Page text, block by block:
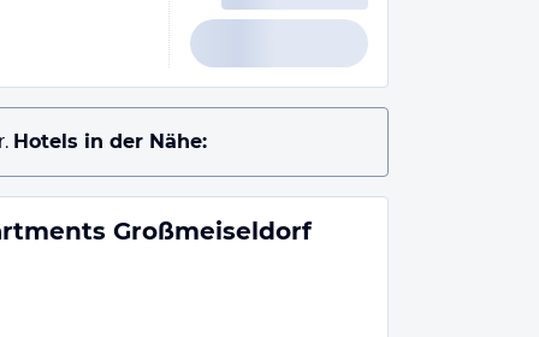
Hotels in der Nähe:
Großmeiseldorf